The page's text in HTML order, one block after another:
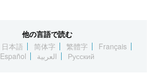
Русский
他の言語で読む
日本語 简体字 繁體字
Français
Español
العربية Русский